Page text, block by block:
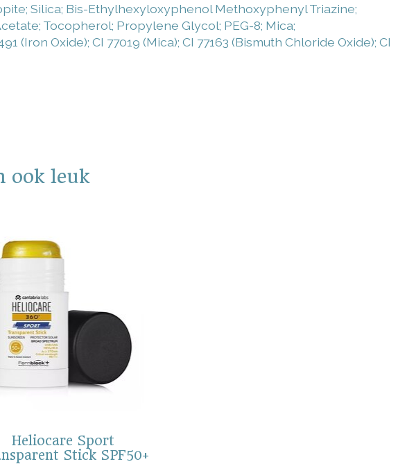
Silica; Bis-Ethylhexyloxyphenol Methoxyphenyl Triazine;
Tocopherol; Propylene Glycol; PEG-8; Mica;
Oxide); CI 77019 (Mica); CI 77163 (Bismuth Chloride Oxide); CI
ook leuk
Heliocare Sport
Stick SPF50+